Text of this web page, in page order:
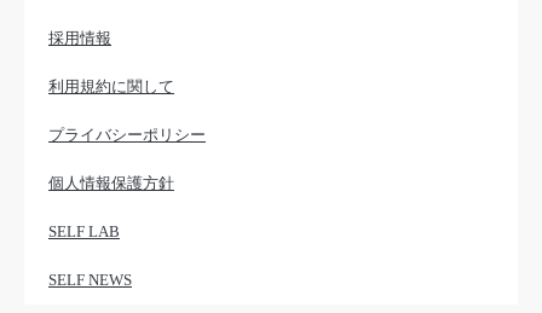
採用情報
利用規約に関して
プライバシーポリシー
個人情報保護方針
SELF LAB
SELF NEWS